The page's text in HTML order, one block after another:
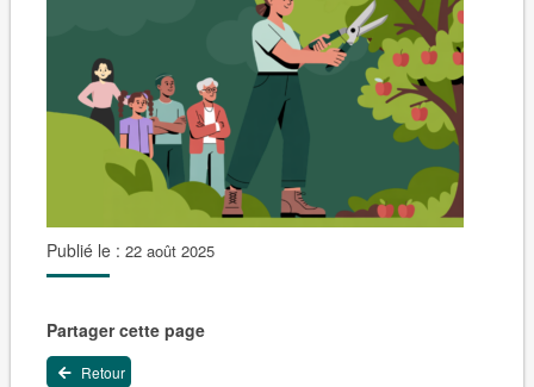
Publié le : 22 août 2025
Partager cette page
Retour